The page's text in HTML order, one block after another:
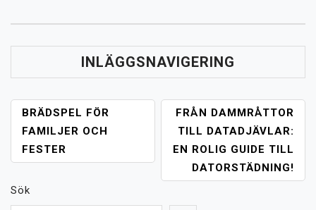
INLÄGGSNAVIGERING
BRÄDSPEL FÖR
FAMILJER OCH
FESTER
FRÅN DAMMRÅTTOR
TILL DATADJÄVLAR:
EN ROLIG GUIDE TILL
DATORSTÄDNING!
Sök